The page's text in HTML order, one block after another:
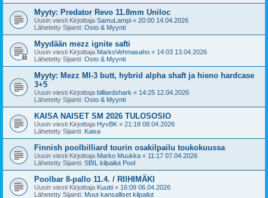
Myyty: Predator Revo 11.8mm Uniloc
Uusin viesti Kirjoittaja SamuLampi « 20:00 14.04.2026
Lähetetty Sijainti: Osto & Myynti
Myydään mezz ignite safti
Uusin viesti Kirjoittaja MarkoVehmasaho « 14:03 13.04.2026
Lähetetty Sijainti: Osto & Myynti
Myyty: Mezz MI-3 butt, hybrid alpha shaft ja hieno hardcase
3+5
Uusin viesti Kirjoittaja billiardshark « 14:25 12.04.2026
Lähetetty Sijainti: Osto & Myynti
KAISA NAISET SM 2026 TULOSOSIO
Uusin viesti Kirjoittaja HyvBK « 21:18 08.04.2026
Lähetetty Sijainti: Kaisa
Finnish poolbilliard tourin osakilpailu toukokuussa
Uusin viesti Kirjoittaja Marko Muukka « 11:17 07.04.2026
Lähetetty Sijainti: SBIL kilpailut Pool
Poolbar 8-pallo 11.4. / RIIHIMÄKI
Uusin viesti Kirjoittaja Kuutti « 16:09 06.04.2026
Lähetetty Sijainti: Muut kansalliset kilpailut